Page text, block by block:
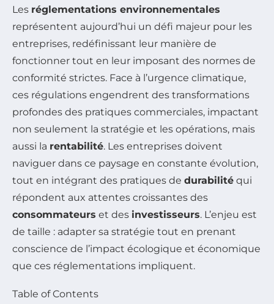
Les réglementations environnementales
représentent aujourd’hui un défi majeur pour les
entreprises, redéfinissant leur manière de
fonctionner tout en leur imposant des normes de
conformité strictes. Face à l’urgence climatique,
ces régulations engendrent des transformations
profondes des pratiques commerciales, impactant
non seulement la stratégie et les opérations, mais
aussi la rentabilité. Les entreprises doivent
naviguer dans ce paysage en constante évolution,
tout en intégrant des pratiques de durabilité qui
répondent aux attentes croissantes des
consommateurs et des investisseurs. L’enjeu est
de taille : adapter sa stratégie tout en prenant
conscience de l’impact écologique et économique
que ces réglementations impliquent.
Table of Contents